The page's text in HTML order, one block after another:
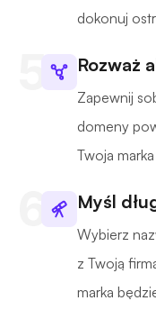
dokonuj
Rozważ
Zapewnij
domeny
Twoja
Myśl
Wybierz
z Twoją
marka